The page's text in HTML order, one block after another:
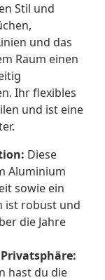
Stil und
und das
Raum einen
Ihr flexibles
und ist eine
Diese
Aluminium
sowie ein
ist robust und
die Jahre
hast du die